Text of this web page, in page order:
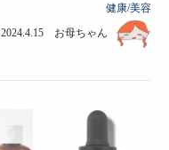
健康/美容
2024.4.15 お母ちゃん